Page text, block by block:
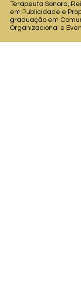
Terapeuta Sonora,
em Publicidade e
graduação em
Organizacional e